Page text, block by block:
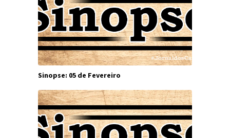
Sinopse: 05 de Fevereiro